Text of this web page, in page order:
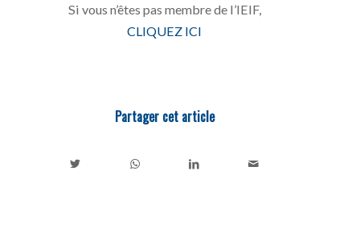
Si vous n’êtes pas membre de l’IEIF,
CLIQUEZ ICI
Partager cet article